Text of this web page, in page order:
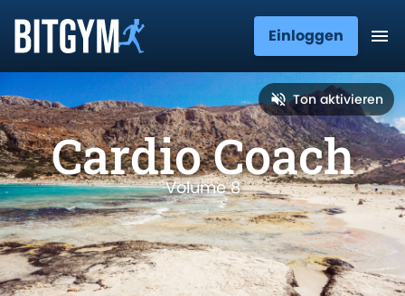
Einloggen
Ton aktivieren
Cardio Coach
Volume 8